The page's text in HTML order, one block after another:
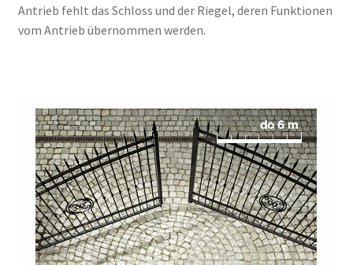
Antrieb fehlt das Schloss und der Riegel, deren Funktionen
vom Antrieb übernommen werden.